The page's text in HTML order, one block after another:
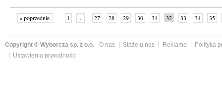
« poprzednie 1 ... 27 28 29 30 31 32 33 34
35
Copyright © Wyborcza sp. z o.o. O nas Staże u nas Reklama
Polityka
Ustawienia prywatności